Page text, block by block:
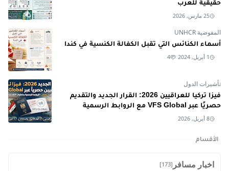
حقيقية للعرب
25 مارس, 2026
المفوضية UNHCR
أسماء الكنائس التي تقبل الكفالة الكنسية في كندا
1 أبريل, 2024 4
تأشيرات الدول
فيزا تركيا للعراقيين 2026: القرار الجديد والتقديم
حصريًا عبر VFS Global مع الروابط الرسمية
8 أبريل, 2026
الأقسام
اخبار مسافر [173]